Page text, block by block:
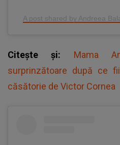
A post shared by Andreea
Citește și: Mama
surprinzătoare după ce
căsătorie de Victor Cornea